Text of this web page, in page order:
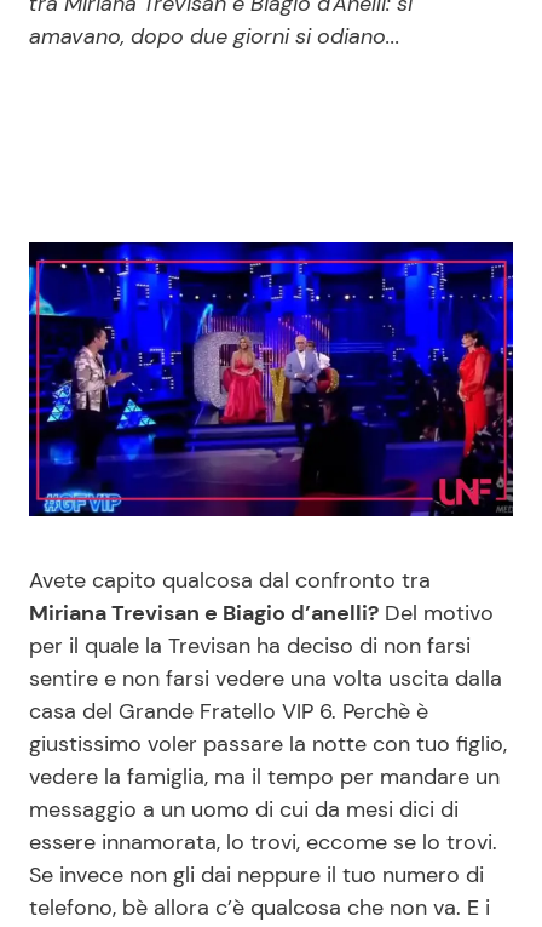
Politica Reality e Talent
News Cinema
News Musica
News Spettacolo
News dal mondo
Benessere
Moda e Style
Mondo Mamma
News benessere
Salute
Viaggi e Turismo
Cucina e Ricette
Dolci
Le Ricette in TV
Primi Piatti
Ricette Facili e Veloci
Ricette Feste
amavano, dopo due giorni si odiano...
Avete capito qualcosa dal confronto tra
Miriana Trevisan e Biagio d’anelli? Del motivo
per il quale la Trevisan ha deciso di non farsi
sentire e non farsi vedere una volta uscita dalla
casa del Grande Fratello VIP 6. Perchè è
giustissimo voler passare la notte con tuo figlio,
vedere la famiglia, ma il tempo per mandare un
messaggio a un uomo di cui da mesi dici di
essere innamorata, lo trovi, eccome se lo trovi.
Se invece non gli dai neppure il tuo numero di
telefono, bè allora c’è qualcosa che non va. E i